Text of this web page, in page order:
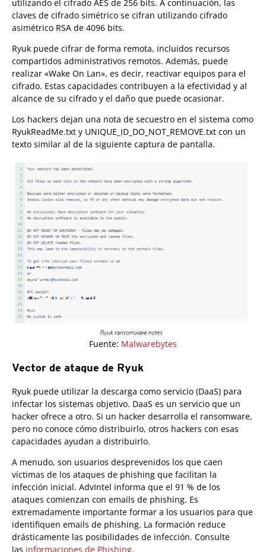
utilizando el cifrado AES de 256 bits. A continuación, las
claves de cifrado simétrico se cifran utilizando cifrado
asimétrico RSA de 4096 bits.
Ryuk puede cifrar de forma remota, incluidos recursos
compartidos administrativos remotos. Además, puede
realizar «Wake On Lan», es decir, reactivar equipos para el
cifrado. Estas capacidades contribuyen a la efectividad y al
alcance de su cifrado y el daño que puede ocasionar.
Los hackers dejan una nota de secuestro en el sistema como
RyukReadMe.txt y UNIQUE_ID_DO_NOT_REMOVE.txt con un
texto similar al de la siguiente captura de pantalla.
Fuente: Malwarebytes
Vector de ataque de Ryuk
Ryuk puede utilizar la descarga como servicio (DaaS) para
infectar los sistemas objetivo. DaaS es un servicio que un
hacker ofrece a otro. Si un hacker desarrolla el ransomware,
pero no conoce cómo distribuirlo, otros hackers con esas
capacidades ayudan a distribuirlo.
A menudo, son usuarios desprevenidos los que caen
víctimas de los ataques de phishing que facilitan la
infección inicial. AdvIntel informa que el 91 % de los
ataques comienzan con emails de phishing. Es
extremadamente importante formar a los usuarios para que
identifiquen emails de phishing. La formación reduce
drásticamente las posibilidades de infección. Consulte
las informaciones de Phishing.